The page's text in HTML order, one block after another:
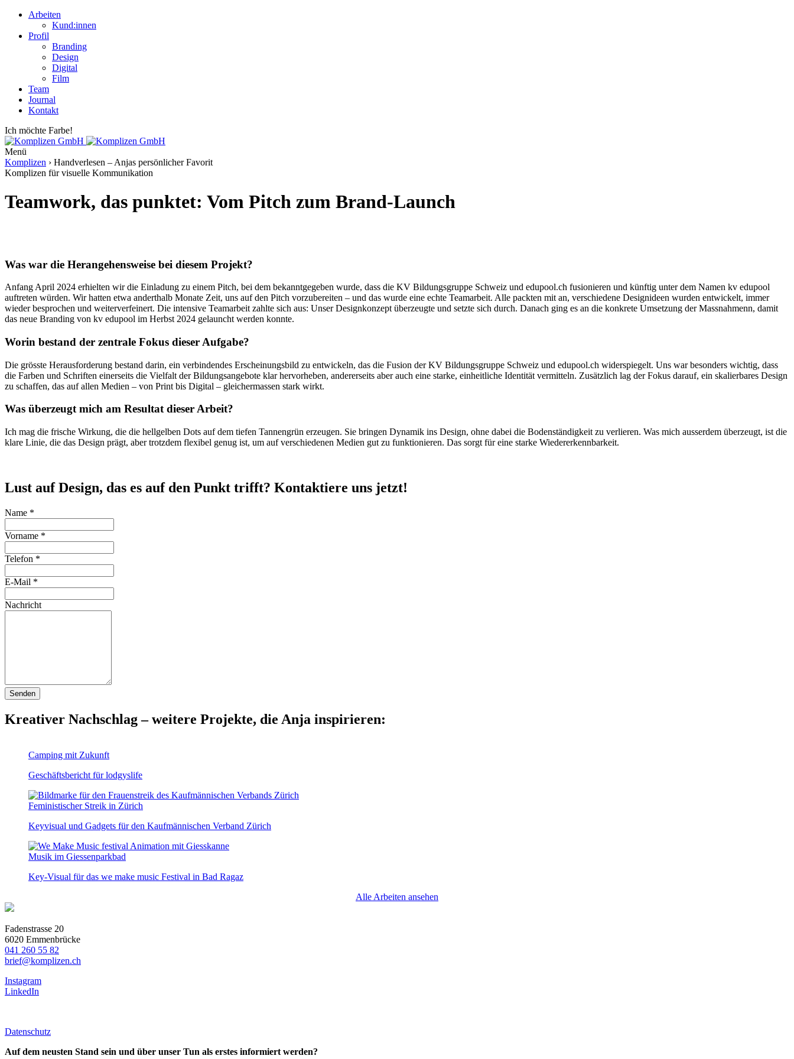
Arbeiten
Kund:innen
Profil
Branding
Design
Digital
Film
Team
Journal
Kontakt
Ich möchte Farbe!
Menü
Komplizen › Handverlesen – Anjas persönlicher Favorit
Komplizen für visuelle Kommunikation
Teamwork, das punktet: Vom Pitch zum Brand-Launch
Was war die Herangehensweise bei diesem Projekt?
Anfang April 2024 erhielten wir die Einladung zu einem Pitch, bei dem bekanntgegeben wurde, dass die KV Bildungsgruppe Schweiz und edupool.ch fusionieren und künftig unter dem Namen kv edupool
auftreten würden. Wir hatten etwa anderthalb Monate Zeit, uns auf den Pitch vorzubereiten – und das wurde eine echte Teamarbeit. Alle packten mit an, verschiedene Designideen wurden entwickelt, immer
wieder besprochen und weiterverfeinert. Die intensive Teamarbeit zahlte sich aus: Unser Designkonzept überzeugte und setzte sich durch. Danach ging es an die konkrete Umsetzung der Massnahmenn, damit
das neue Branding von kv edupool im Herbst 2024 gelauncht werden konnte.
Worin bestand der zentrale Fokus dieser Aufgabe?
Die grösste Herausforderung bestand darin, ein verbindendes Erscheinungsbild zu entwickeln, das die Fusion der KV Bildungsgruppe Schweiz und edupool.ch widerspiegelt. Uns war besonders wichtig, dass
die Farben und Schriften einerseits die Vielfalt der Bildungsangebote klar hervorheben, andererseits aber auch eine starke, einheitliche Identität vermitteln. Zusätzlich lag der Fokus darauf, ein skalierbares Design
zu schaffen, das auf allen Medien – von Print bis Digital – gleichermassen stark wirkt.
Was überzeugt mich am Resultat dieser Arbeit?
Ich mag die frische Wirkung, die die hellgelben Dots auf dem tiefen Tannengrün erzeugen. Sie bringen Dynamik ins Design, ohne dabei die Bodenständigkeit zu verlieren. Was mich ausserdem überzeugt, ist die
klare Linie, die das Design prägt, aber trotzdem flexibel genug ist, um auf verschiedenen Medien gut zu funktionieren. Das sorgt für eine starke Wiedererkennbarkeit.
Lust auf Design, das es auf den Punkt trifft? Kontaktiere uns jetzt!
Name *
Vorname *
Telefon *
E-Mail *
Nachricht
Kreativer Nachschlag – weitere Projekte, die Anja inspirieren:
Camping mit Zukunft
Geschäftsbericht für lodgyslife
Feministischer Streik in Zürich
Keyvisual und Gadgets für den Kaufmännischen Verband Zürich
Musik im Giessenparkbad
Key-Visual für das we make music Festival in Bad Ragaz
Alle Arbeiten ansehen
Fadenstrasse 20
6020 Emmenbrücke
041 260 55 82
brief@komplizen.ch
Instagram
LinkedIn
Datenschutz
Auf dem neusten Stand sein und über unser Tun als erstes informiert werden?